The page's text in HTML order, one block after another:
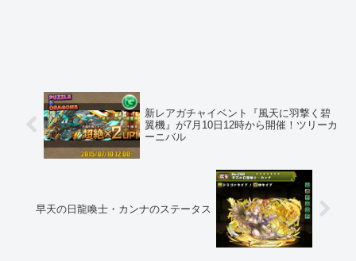
新レアガチャイベント『風天に羽撃く碧
翼機』が7月10日12時から開催！ツリーカ
ーニバル
早天の日龍喚士・カンナのステータス